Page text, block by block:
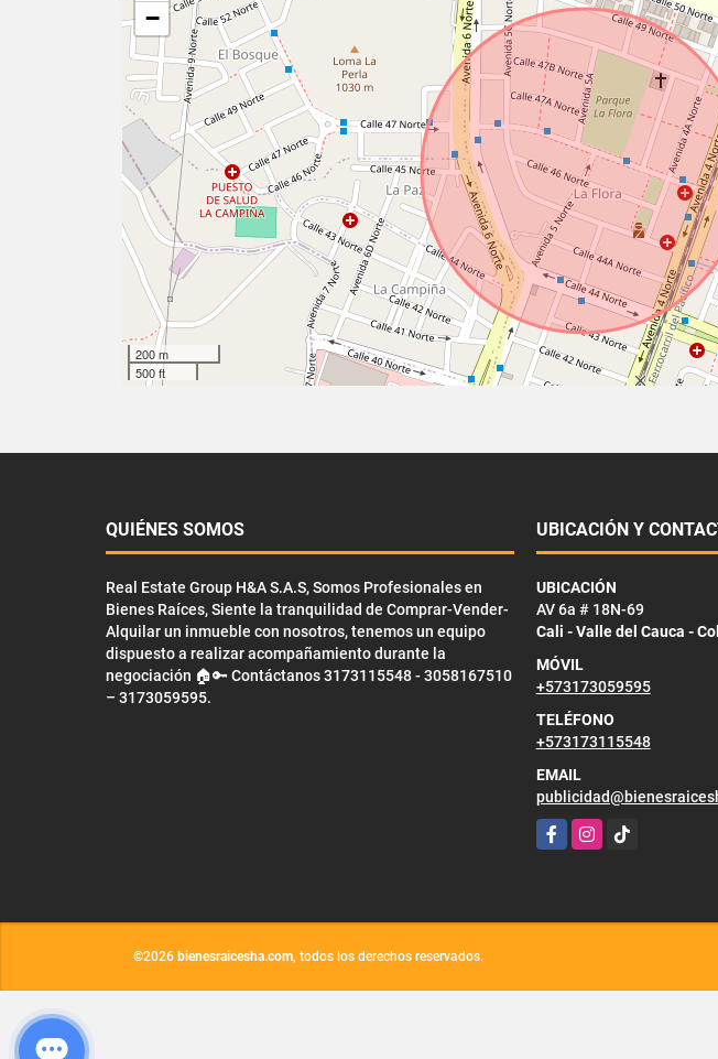
−
200 m
500 ft
QUIÉNES SOMOS
Real Estate Group H&A S.A.S, Somos Profesionales en
Bienes Raíces, Siente la tranquilidad de Comprar-Vender-
Alquilar un inmueble con nosotros, tenemos un equipo
dispuesto a realizar acompañamiento durante la
negociación 🏠🔑 Contáctanos 3173115548 - 3058167510
– 3173059595.
UBICACIÓN Y
UBICACIÓN
AV 6a # 18N-69
Cali - Valle del Cauca -
MÓVIL
+573173059595
TELÉFONO
+573173115548
EMAIL
FacebookInstagram
TikTok
©2026 bienesraicesha.com, todos los derechos reservados.